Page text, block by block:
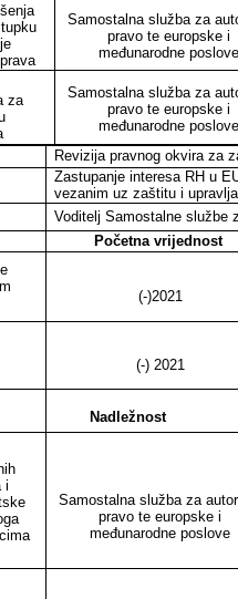
Samostalna služba za
pravo te europske i
međunarodne poslove
za
Samostalna služba za
pravo te europske i
međunarodne poslove
Revizija pravnog okvira za
Zastupanje interesa RH u
vezanim uz zaštitu i
Voditelj Samostalne službe
Početna vrijednost
(-)2021
(-) 2021
Nadležnost
i
Samostalna služba za
pravo te europske i
međunarodne poslove